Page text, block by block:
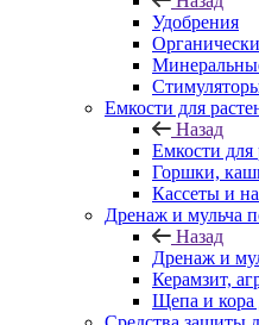
Удобрения
Емкости для
Назад
Емкости для
Горшки,
Кассеты и
Дренаж и мульча
Назад
Дренаж и
Керамзит,
Щепа и кора